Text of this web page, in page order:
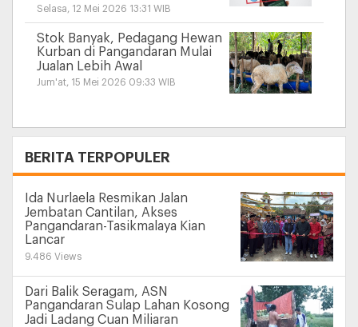
Selasa, 12 Mei 2026 13:31 WIB
Stok Banyak, Pedagang Hewan
Kurban di Pangandaran Mulai
Jualan Lebih Awal
Jum'at, 15 Mei 2026 09:33 WIB
BERITA TERPOPULER
Ida Nurlaela Resmikan Jalan
Jembatan Cantilan, Akses
Pangandaran-Tasikmalaya Kian
Lancar
9.486 Views
Dari Balik Seragam, ASN
Pangandaran Sulap Lahan Kosong
Jadi Ladang Cuan Miliaran